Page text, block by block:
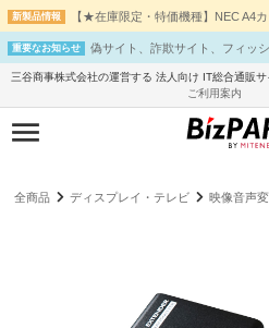
新製品情報 【★在庫限定・特価機種】NEC A4
重要なお知らせ 偽サイト、詐欺サイト、フィッ
三谷商事株式会社の運営する 法人向け IT総合通販サ
ご利用案内
全商品 ディスプレイ・テレビ 映像音声